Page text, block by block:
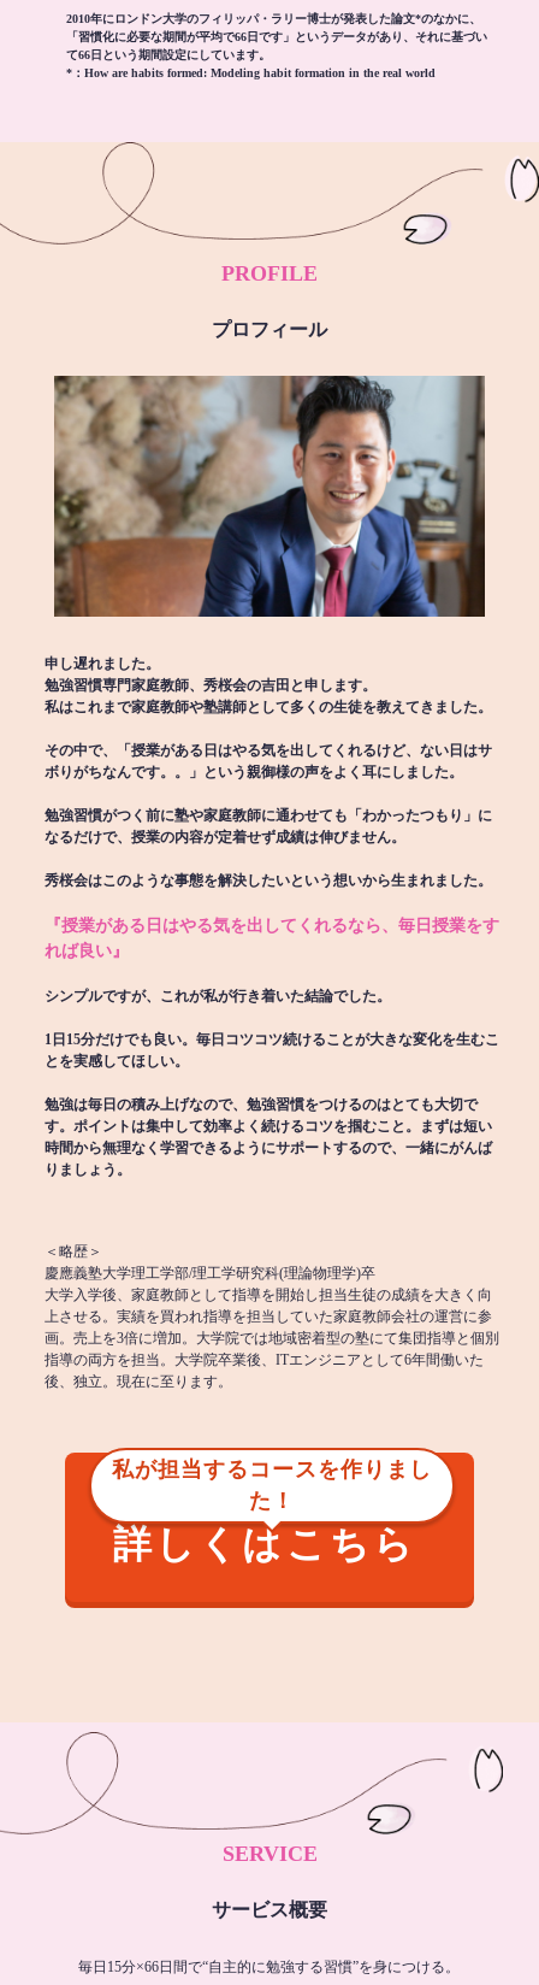
2010年にロンドン大学のフィリッパ・ラリー博士が発表した論文*のなかに、
「習慣化に必要な期間が平均で66日です」というデータがあり、それに基づい
て66日という期間設定にしています。
*： How are habits formed: Modeling habit formation in the real world
PROFILE
プロフィール
申し遅れました。
勉強習慣専門家庭教師、秀桜会の吉田と申します。
私はこれまで家庭教師や塾講師として多くの生徒を教えてきました。
その中で、「授業がある日はやる気を出してくれるけど、ない日はサ
ボりがちなんです。。」という親御様の声をよく耳にしました。
勉強習慣がつく前に塾や家庭教師に通わせても「わかったつもり」に
なるだけで、授業の内容が定着せず成績は伸びません。
秀桜会はこのような事態を解決したいという想いから生まれました。
『授業がある日はやる気を出してくれるなら、毎日授業をす
れば良い』
シンプルですが、これが私が行き着いた結論でした。
1日15分だけでも良い。毎日コツコツ続けることが大きな変化を生むこ
とを実感してほしい。
勉強は毎日の積み上げなので、勉強習慣をつけるのはとても大切で
す。ポイントは集中して効率よく続けるコツを掴むこと。まずは短い
時間から無理なく学習できるようにサポートするので、一緒にがんば
りましょう。
＜略歴＞
慶應義塾大学理工学部/理工学研究科(理論物理学)卒
大学入学後、家庭教師として指導を開始し担当生徒の成績を大きく向
上させる。実績を買われ指導を担当していた家庭教師会社の運営に参
画。売上を3倍に増加。大学院では地域密着型の塾にて集団指導と個別
指導の両方を担当。大学院卒業後、ITエンジニアとして6年間働いた
後、独立。現在に至ります。
私が担当するコースを作りまし
た！
詳しくはこちら
SERVICE
サービス概要
毎日15分×66日間で“自主的に勉強する習慣”を身につける。